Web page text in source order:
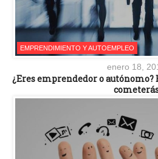
EMPRENDIMIENTO Y AUTOEMPLEO
enero 18,
¿Eres emprendedor o autónomo?